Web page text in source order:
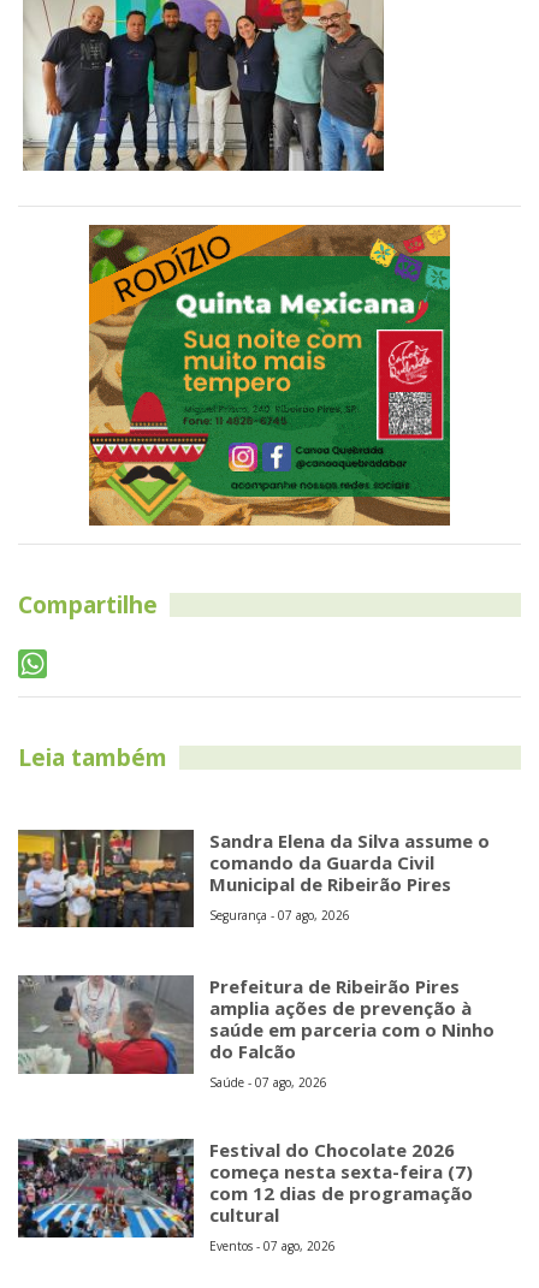
Compartilhe
Leia também
Sandra Elena da Silva assume o
comando da Guarda Civil
Municipal de Ribeirão Pires
Segurança - 07 ago, 2026
Prefeitura de Ribeirão Pires
amplia ações de prevenção à
saúde em parceria com o Ninho
do Falcão
Saúde - 07 ago, 2026
Festival do Chocolate 2026
começa nesta sexta-feira (7)
com 12 dias de programação
cultural
Eventos - 07 ago, 2026